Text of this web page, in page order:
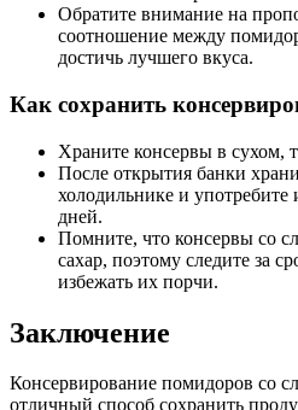
Обратите внимание на
соотношение между
достичь лучшего вкуса.
Как сохранить
Храните консервы в сухом,
После открытия банки
холодильнике и употребите
дней.
Помните, что консервы со
сахар, поэтому следите за
избежать их порчи.
Заключение
Консервирование помидоров со
отличный способ сохранить